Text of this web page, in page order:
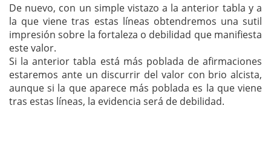
De nuevo, con un simple vistazo a la anterior tabla y a
la que viene tras estas líneas obtendremos una sutil
impresión sobre la fortaleza o debilidad que manifiesta
este valor.
Si la anterior tabla está más poblada de afirmaciones
estaremos ante un discurrir del valor con brio alcista,
aunque si la que aparece más poblada es la que viene
tras estas líneas, la evidencia será de debilidad.